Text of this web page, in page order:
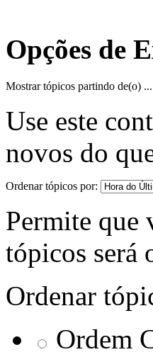
Opções de
Mostrar tópicos partindo de(o) ...
Use este
novos do
Ordenar tópicos por:
Permite que
tópicos será
Ordenar
Ordem